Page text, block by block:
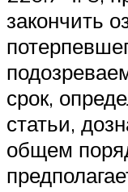
закончить
срок,
статьи,
общем